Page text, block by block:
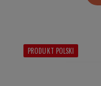
PRODUKT POLSKI